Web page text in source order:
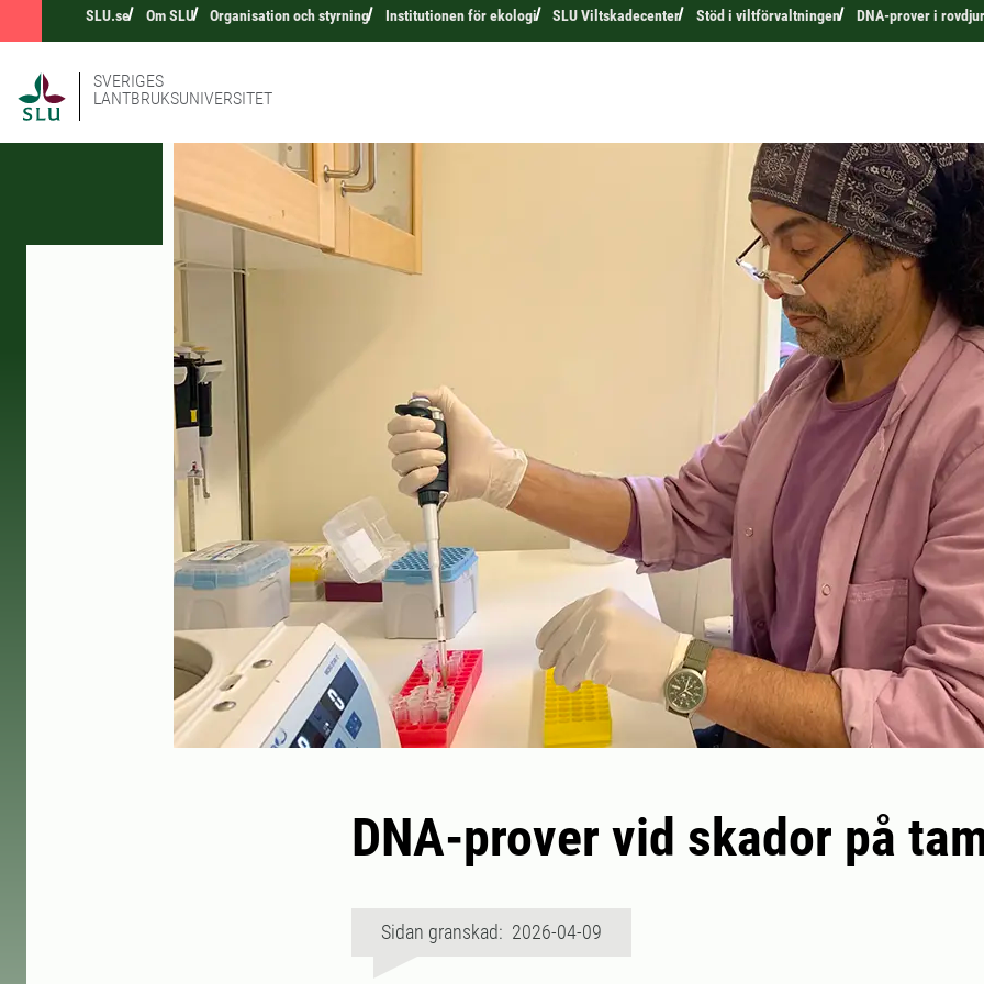
SLU.se Om SLU Organisation och styrning Institutionen för ekologi SLU Viltskadecenter Stöd i viltförvaltningen DNA-prover i
SVERIGES
LANTBRUKSUNIVERSITET
DNA-prover vid skador på
Sidan granskad: 2026-04-09